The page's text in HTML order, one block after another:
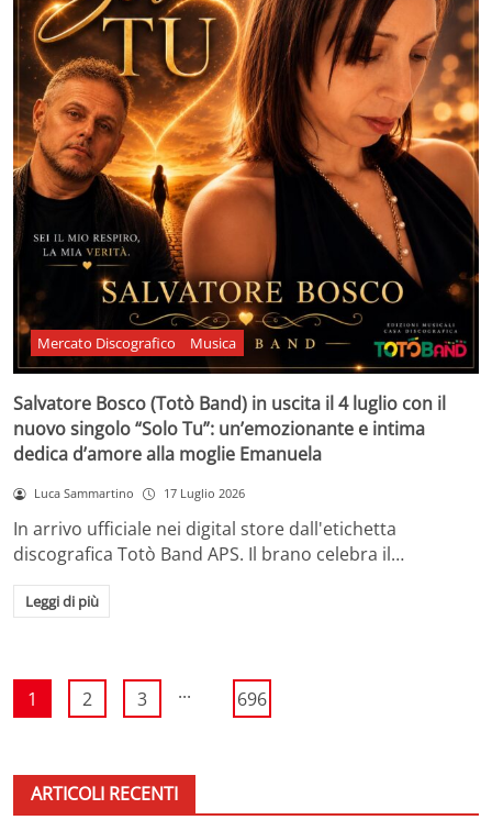
Mercato Discografico Musica
Salvatore Bosco (Totò Band) in uscita il 4 luglio con il
nuovo singolo “Solo Tu”: un’emozionante e intima
dedica d’amore alla moglie Emanuela
Luca Sammartino 17 Luglio 2026
In arrivo ufficiale nei digital store dall'etichetta
discografica Totò Band APS. Il brano celebra il…
Leggi di più
1 2 3 ... 696
ARTICOLI RECENTI